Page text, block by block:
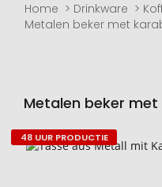
Home Drinkware
Metalen beker met
Metalen beker
Naar
48 UUR PRODUCTIE